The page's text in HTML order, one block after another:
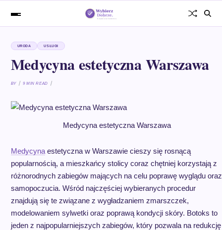
URODA USŁUGI
Medycyna estetyczna Warszawa
BY 9 MIN READ
Medycyna estetyczna Warszawa
Medycynaestetyczna w Warszawie cieszy się rosnącą
popularnością, a mieszkańcy stolicy coraz chętniej korzystają z
różnorodnych zabiegów mających na celu poprawę wyglądu oraz
samopoczucia. Wśród najczęściej wybieranych procedur
znajdują się te związane z wygładzaniem zmarszczek,
modelowaniem sylwetki oraz poprawą kondycji skóry. Botoks to
jeden z najpopularniejszych zabiegów, który pozwala na redukcję